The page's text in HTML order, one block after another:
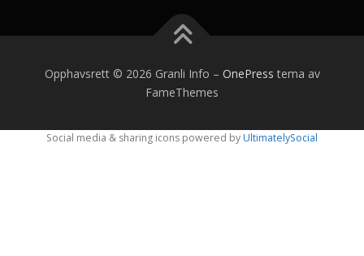
Opphavsrett © 2026 Granli Info – OnePress tema av
FameThemes
Social media & sharing icons powered byUltimatelySocial